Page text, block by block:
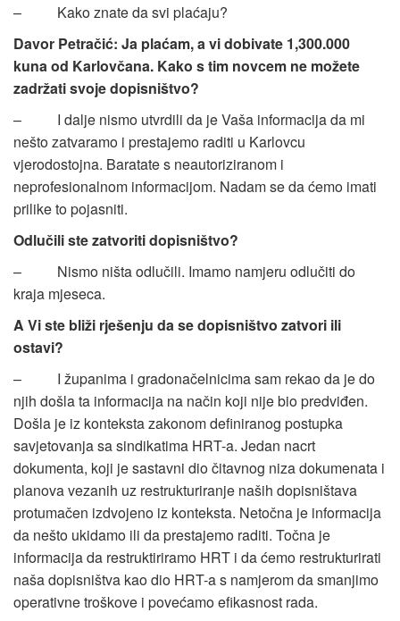
– Kako znate da svi plaćaju?
Davor Petračić: Ja plaćam, a vi dobivate 1,300.000
kuna od Karlovčana. Kako s tim novcem ne možete
zadržati svoje dopisništvo?
– I dalje nismo utvrdili da je Vaša informacija da mi
nešto zatvaramo i prestajemo raditi u Karlovcu
vjerodostojna. Baratate s neautoriziranom i
neprofesionalnom informacijom. Nadam se da ćemo imati
prilike to pojasniti.
Odlučili ste zatvoriti dopisništvo?
– Nismo ništa odlučili. Imamo namjeru odlučiti do
kraja mjeseca.
A Vi ste bliži rješenju da se dopisništvo zatvori ili
ostavi?
– I županima i gradonačelnicima sam rekao da je do
njih došla ta informacija na način koji nije bio predviđen.
Došla je iz konteksta zakonom definiranog postupka
savjetovanja sa sindikatima HRT-a. Jedan nacrt
dokumenta, koji je sastavni dio čitavnog niza dokumenata i
planova vezanih uz restrukturiranje naših dopisništava
protumačen izdvojeno iz konteksta. Netočna je informacija
da nešto ukidamo ili da prestajemo raditi. Točna je
informacija da restruktiriramo HRT i da ćemo restrukturirati
naša dopisništva kao dio HRT-a s namjerom da smanjimo
operativne troškove i povećamo efikasnost rada.